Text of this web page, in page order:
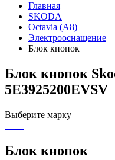
Главная
SKODA
Octavia (A8)
Электрооснащение
Блок кнопок
Блок кнопок
5E3925200EVSV
Выберите марку
Блок кнопок